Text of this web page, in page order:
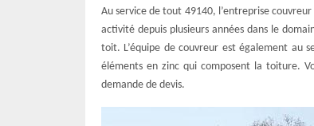
Au service de tout 49140, l’entreprise
activité depuis plusieurs années dans le
toit. L’équipe de couvreur est également au
éléments en zinc qui composent la toiture.
demande de devis.